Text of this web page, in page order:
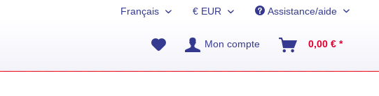
Assistance/aide
Mon compte 0,00 € *